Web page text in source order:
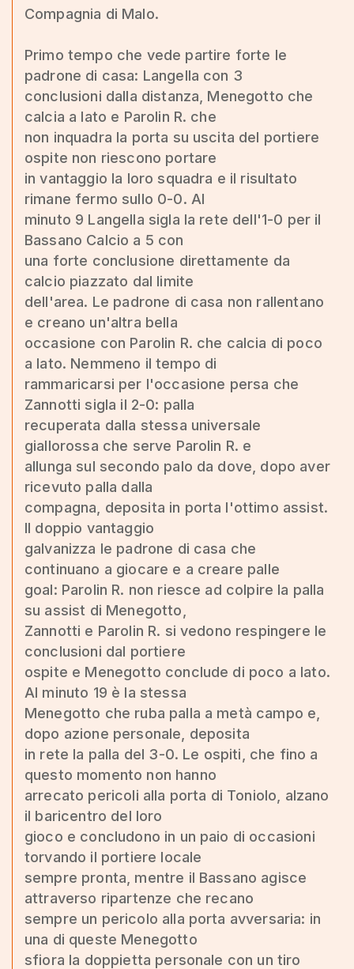
Compagnia di Malo.
Primo tempo che vede partire forte le
padrone di casa: Langella con 3
conclusioni dalla distanza, Menegotto che
calcia a lato e Parolin R. che
non inquadra la porta su uscita del portiere
ospite non riescono portare
in vantaggio la loro squadra e il risultato
rimane fermo sullo 0-0. Al
minuto 9 Langella sigla la rete dell'1-0 per il
Bassano Calcio a 5 con
una forte conclusione direttamente da
calcio piazzato dal limite
dell'area. Le padrone di casa non rallentano
e creano un'altra bella
occasione con Parolin R. che calcia di poco
a lato. Nemmeno il tempo di
rammaricarsi per l'occasione persa che
Zannotti sigla il 2-0: palla
recuperata dalla stessa universale
giallorossa che serve Parolin R. e
allunga sul secondo palo da dove, dopo aver
ricevuto palla dalla
compagna, deposita in porta l'ottimo assist.
Il doppio vantaggio
galvanizza le padrone di casa che
continuano a giocare e a creare palle
goal: Parolin R. non riesce ad colpire la palla
su assist di Menegotto,
Zannotti e Parolin R. si vedono respingere le
conclusioni dal portiere
ospite e Menegotto conclude di poco a lato.
Al minuto 19 è la stessa
Menegotto che ruba palla a metà campo e,
dopo azione personale, deposita
in rete la palla del 3-0. Le ospiti, che fino a
questo momento non hanno
arrecato pericoli alla porta di Toniolo, alzano
il baricentro del loro
gioco e concludono in un paio di occasioni
torvando il portiere locale
sempre pronta, mentre il Bassano agisce
attraverso ripartenze che recano
sempre un pericolo alla porta avversaria: in
una di queste Menegotto
sfiora la doppietta personale con un tiro